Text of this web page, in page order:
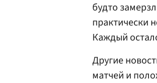
будто
практически
Каждый
Другие
матчей и